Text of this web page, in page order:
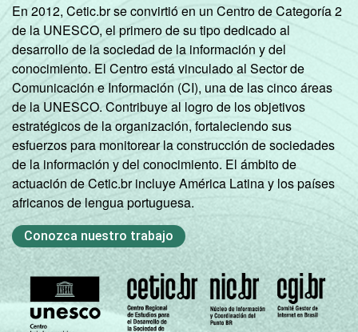
En 2012, Cetic.br se convirtió en un Centro de Categoría 2
de la UNESCO, el primero de su tipo dedicado al
desarrollo de la sociedad de la información y del
conocimiento. El Centro está vinculado al Sector de
Comunicación e Información (CI), una de las cinco áreas
de la UNESCO. Contribuye al logro de los objetivos
estratégicos de la organización, fortaleciendo sus
esfuerzos para monitorear la construcción de sociedades
de la información y del conocimiento. El ámbito de
actuación de Cetic.br incluye América Latina y los países
africanos de lengua portuguesa.
Conozca nuestro trabajo